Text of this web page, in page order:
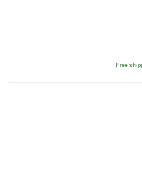
Free